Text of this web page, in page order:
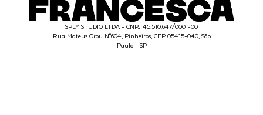
SPLY STUDIO LTDA - CNPJ 45.510.647/0001-00
Rua Mateus Grou N°604, Pinheiros, CEP 05415-040, São
Paulo - SP